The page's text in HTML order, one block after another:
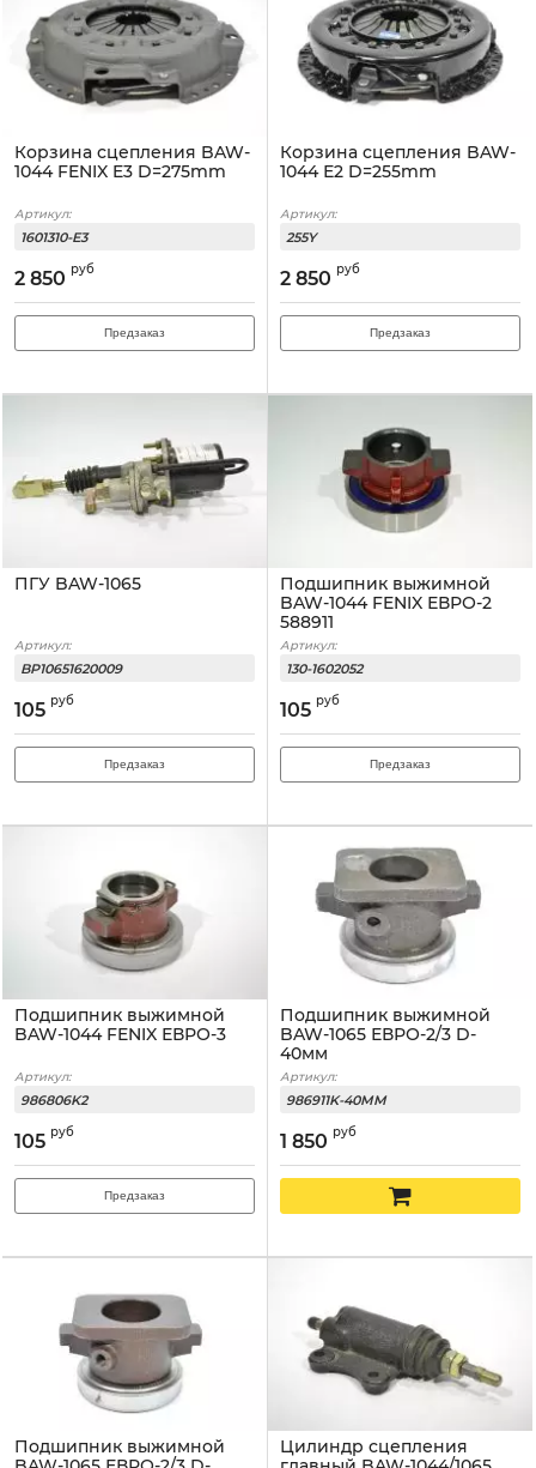
Корзина сцепления BAW-
1044 FENIX E3 D=275mm
Артикул:
1601310-E3
2 850 руб
Предзаказ
Корзина сцепления BAW-
1044 Е2 D=255mm
Артикул:
255Y
2 850 руб
Предзаказ
ПГУ BAW-1065
Артикул:
BP10651620009
105 руб
Предзаказ
Подшипник выжимной
BAW-1044 FENIX ЕВРО-2
588911
Артикул:
130-1602052
105 руб
Предзаказ
Подшипник выжимной
BAW-1044 FENIX ЕВРО-3
Артикул:
986806K2
105 руб
Предзаказ
Подшипник выжимной
BAW-1065 ЕВРО-2/3 D-
40мм
Артикул:
986911K-40MM
1 850 руб
Подшипник выжимной
Цилиндр сцепления